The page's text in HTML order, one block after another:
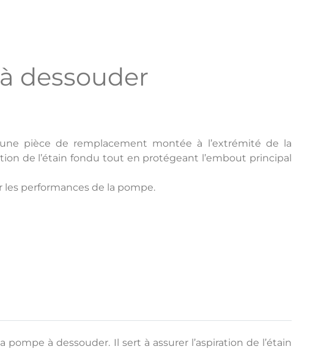
dessouder
pièce de remplacement montée à l’extrémité de la
de l’étain fondu tout en protégeant l’embout principal
les performances de la pompe.
à dessouder. Il sert à assurer l’aspiration de l’étain